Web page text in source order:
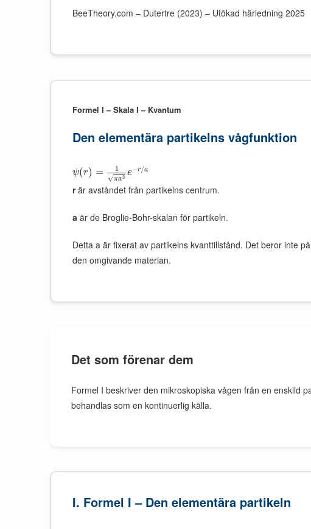
BeeTheory.com – Dutertre (2023) – Utökad härledning 2025
Formel I – Skala I – Kvantum
Den elementära partikelns vågfunktion
ψ(r) = 1
πa3
√
e−r/a
rär avståndet från partikelns centrum.
a är de Broglie-Bohr-skalan för partikeln.
Detta a är fixerat av partikelns kvanttillstånd. Det beror inte
den omgivande materian.
Det som förenar dem
Formel I beskriver den mikroskopiska vågen från en enskild
behandlas som en kontinuerlig källa.
I. Formel I – Den elementära partikeln